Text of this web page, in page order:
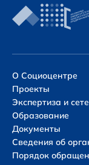
О Социоцентре
Проекты
Экспертиза и
Образование
Документы
Сведения об
Порядок